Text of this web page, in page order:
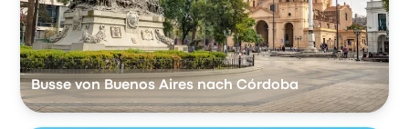
Busse von Buenos Aires nach Córdoba